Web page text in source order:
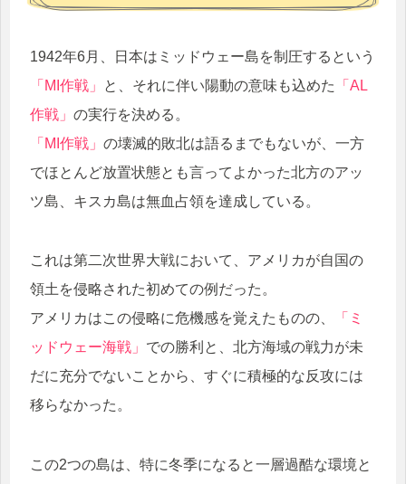
1942年6月、日本はミッドウェー島を制圧するという
「MI作戦」
と、それに伴い陽動の意味も込めた
「AL
作戦」 の実行を決める。
「MI作戦」 の壊滅的敗北は語るまでもないが、一方
でほとんど放置状態とも言ってよかった北方のアッ
ツ島、キスカ島は無血占領を達成している。
これは第二次世界大戦において、アメリカが自国の
領土を侵略された初めての例だった。
アメリカはこの侵略に危機感を覚えたものの、
「ミ
ッドウェー海戦」 での勝利と、北方海域の戦力が未
だに充分でないことから、すぐに積極的な反攻には
移らなかった。
この2つの島は、特に冬季になると一層過酷な環境と